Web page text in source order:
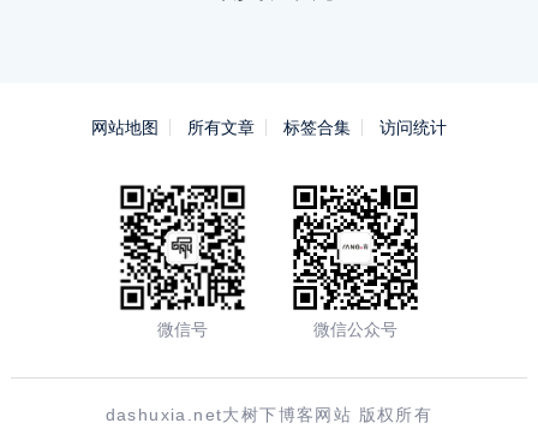
网站地图 所有文章 标签合集 访问统计
微信号 微信公众号
dashuxia.net大树下博客网站 版权所有